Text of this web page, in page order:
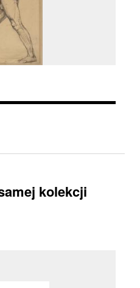
kolekcji